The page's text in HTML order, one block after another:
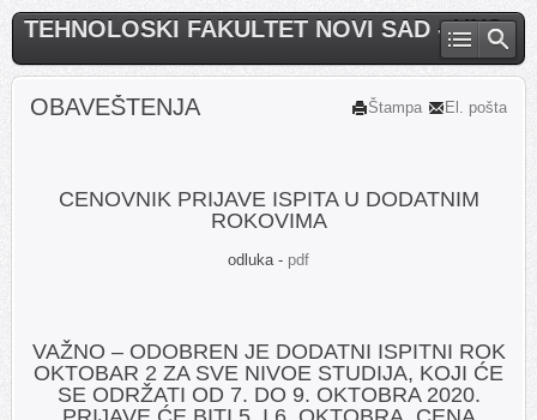
TEHNOLOSKI FAKULTET NOVI SAD - UNS
El. pošta
Štampa
OBAVEŠTENJA
CENOVNIK PRIJAVE ISPITA U DODATNIM
ROKOVIMA
odluka - pdf
VAŽNO – ODOBREN JE DODATNI ISPITNI ROK
OKTOBAR 2 ZA SVE NIVOE STUDIJA, KOJI ĆE
SE ODRŽATI OD 7. DO 9. OKTOBRA 2020.